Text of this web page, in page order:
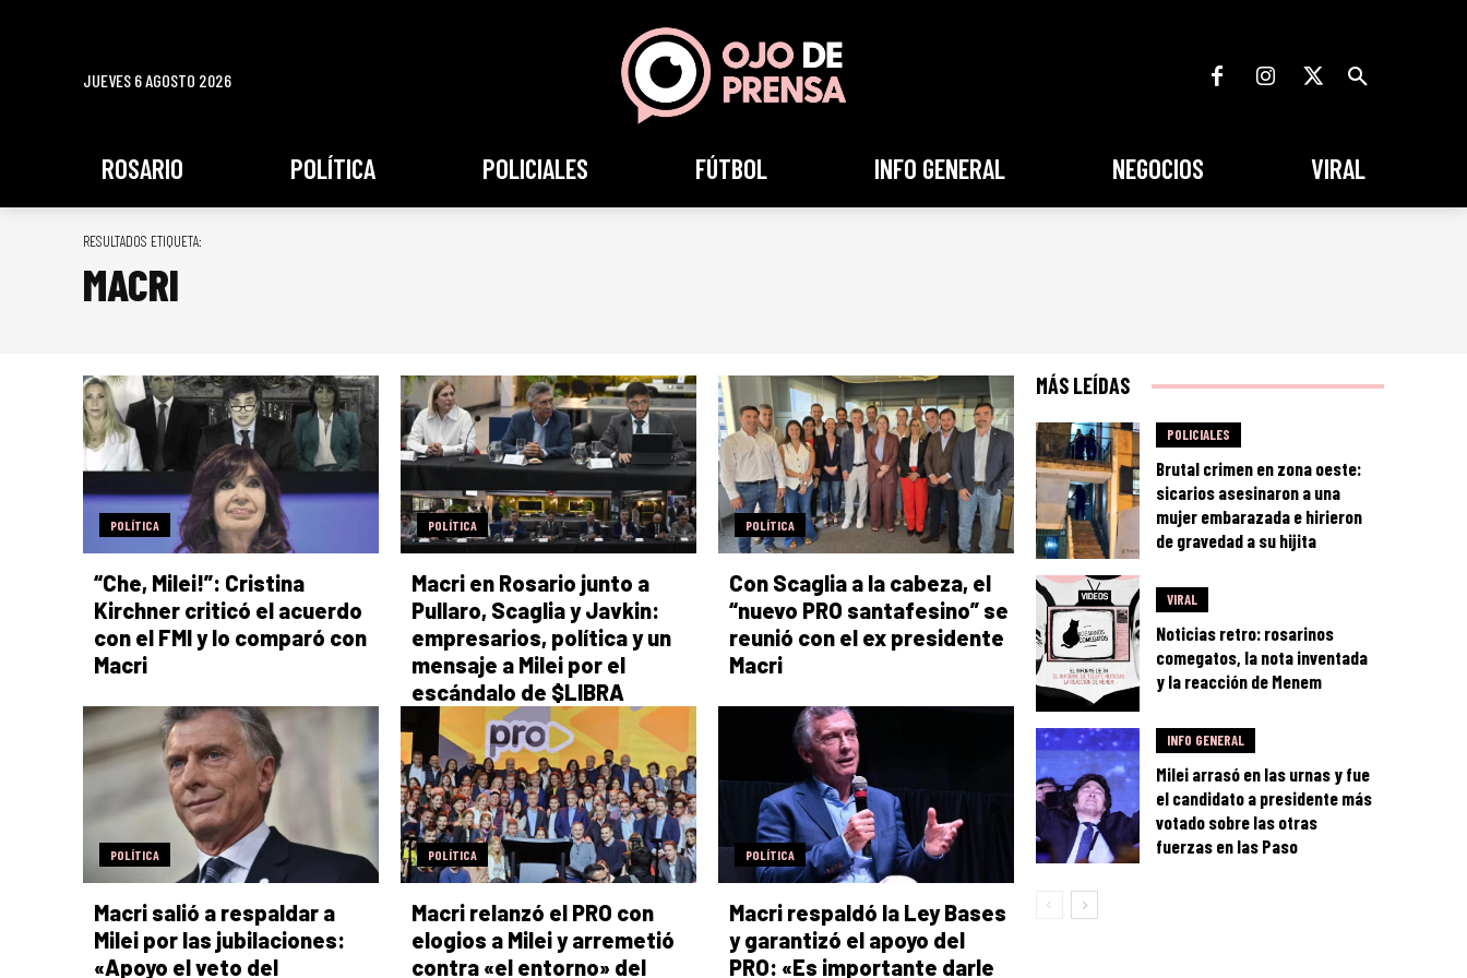
JUEVES 6 AGOSTO 2026
ROSARIO POLÍTICA POLICIALES FÚTBOL INFO GENERAL NEGOCIOS VIRAL
RESULTADOS ETIQUETA:
MACRI
POLÍTICA
“Che, Milei!”: Cristina
Kirchner criticó el acuerdo
con el FMI y lo comparó con
Macri
POLÍTICA
Macri en Rosario junto a
Pullaro, Scaglia y Javkin:
empresarios, política y un
mensaje a Milei por el
escándalo de $LIBRA
POLÍTICA
Con Scaglia a la cabeza, el
“nuevo PRO santafesino” se
reunió con el ex presidente
Macri
POLÍTICA
Macri salió a respaldar a
Milei por las jubilaciones:
«Apoyo el veto del
POLÍTICA
Macri relanzó el PRO con
elogios a Milei y arremetió
contra «el entorno» del
POLÍTICA
Macri respaldó la Ley Bases
y garantizó el apoyo del
PRO: «Es importante darle
MÁS LEÍDAS
POLICIALES
Brutal crimen en zona oeste:
sicarios asesinaron a una
mujer embarazada e hirieron
de gravedad a su hijita
VIRAL
Noticias retro: rosarinos
comegatos, la nota inventada
y la reacción de Menem
INFO GENERAL
Milei arrasó en las urnas y fue
el candidato a presidente más
votado sobre las otras
fuerzas en las Paso